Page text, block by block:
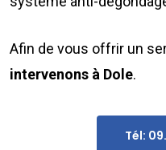
Afin de vous offrir un
intervenons à Dole.
Tél: